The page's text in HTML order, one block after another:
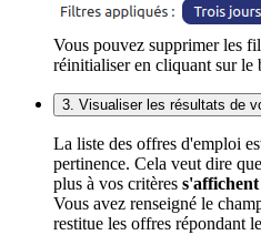
Vous pouvez supprimer les
réinitialiser en cliquant sur
3. Visualiser les résultats de
La liste des offres d'emploi
pertinence. Cela veut dire
plus à vos critères
Vous avez renseigné le
restitue les offres répondant